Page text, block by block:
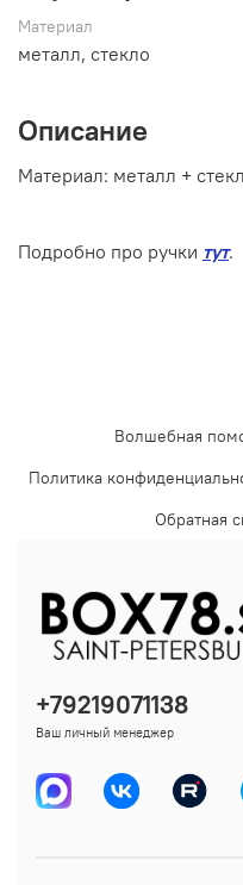
Материал
металл, стекло
Описание
Материал: металл +
Подробно про ручки тут.
Волшебная
Политика
Обратная
+79219071138
Ваш личный менеджер